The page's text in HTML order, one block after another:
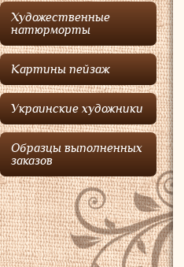
Художественные
натюрморты
Картины пейзаж
Украинские художники
Образцы выполненных
заказов